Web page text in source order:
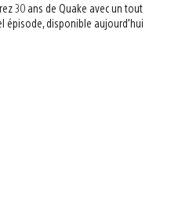
30 ans de Quake avec un tout
épisode, disponible aujourd’hui